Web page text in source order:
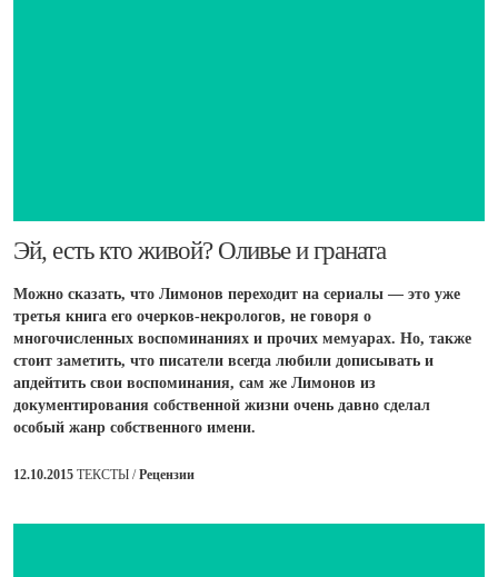
Эй, есть кто живой? Оливье и граната
Можно сказать, что Лимонов переходит на сериалы — это уже
третья книга его очерков-некрологов, не говоря о
многочисленных воспоминаниях и прочих мемуарах. Но, также
стоит заметить, что писатели всегда любили дописывать и
апдейтить свои воспоминания, сам же Лимонов из
документирования собственной жизни очень давно сделал
особый жанр собственного имени.
12.10.2015 ТЕКСТЫ /Рецензии